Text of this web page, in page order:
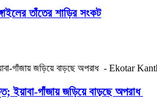
তাঁতের শাড়ির সংকট
ইয়াবা-গাঁজায় জড়িয়ে বাড়ছে অপরাধ